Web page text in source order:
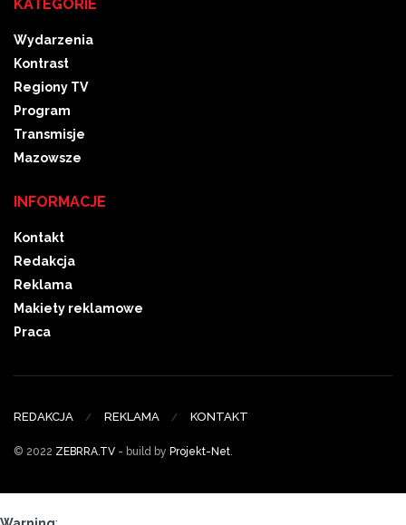
KATEGORIE
Wydarzenia
Kontrast
Regiony TV
Program
Transmisje
Mazowsze
INFORMACJE
Kontakt
Redakcja
Reklama
Makiety reklamowe
Praca
REDAKCJA REKLAMA KONTAKT
© 2022 ZEBRRA.TV - build by Projekt-Net.